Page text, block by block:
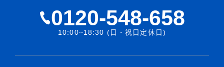
0120-548-658
10:00~18:30 (日・祝日定休日)